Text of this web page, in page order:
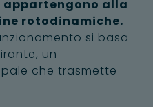
appartengono alla
rotodinamiche.
si basa
un
che trasmette